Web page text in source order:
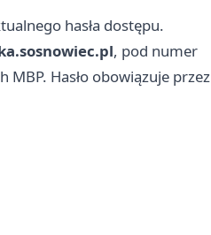
hasła dostępu.
, pod numer
Hasło obowiązuje przez